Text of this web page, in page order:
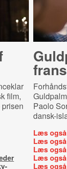
film,
Paolo
dansk-
Læs
Læs
Læs
Læs
Læs